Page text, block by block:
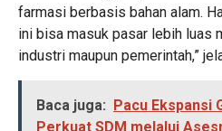
farmasi berbasis bahan alam.
ini bisa masuk pasar lebih luas
industri maupun pemerintah,”
Baca juga: Pacu Ekspansi
Perkuat SDM melalui